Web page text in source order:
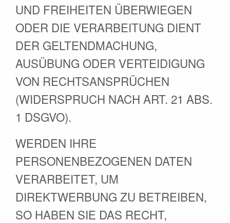
UND FREIHEITEN ÜBERWIEGEN
ODER DIE VERARBEITUNG DIENT
DER GELTENDMACHUNG,
AUSÜBUNG ODER VERTEIDIGUNG
VON RECHTSANSPRÜCHEN
(WIDERSPRUCH NACH ART. 21 ABS.
1 DSGVO).
WERDEN IHRE
PERSONENBEZOGENEN DATEN
VERARBEITET, UM
DIREKTWERBUNG ZU BETREIBEN,
SO HABEN SIE DAS RECHT,